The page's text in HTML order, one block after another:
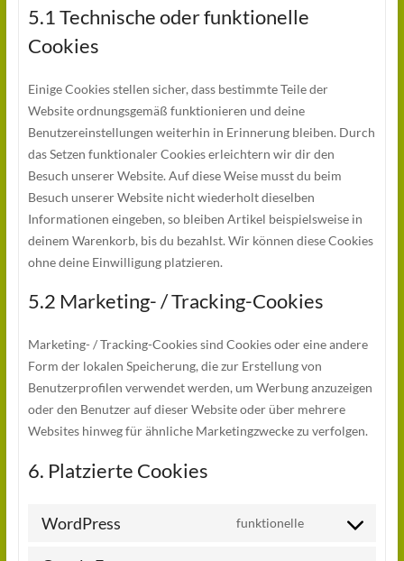
5.1 Technische oder funktionelle
Cookies
Einige Cookies stellen sicher, dass bestimmte Teile der
Website ordnungsgemäß funktionieren und deine
Benutzereinstellungen weiterhin in Erinnerung bleiben. Durch
das Setzen funktionaler Cookies erleichtern wir dir den
Besuch unserer Website. Auf diese Weise musst du beim
Besuch unserer Website nicht wiederholt dieselben
Informationen eingeben, so bleiben Artikel beispielsweise in
deinem Warenkorb, bis du bezahlst. Wir können diese Cookies
ohne deine Einwilligung platzieren.
5.2 Marketing- / Tracking-Cookies
Marketing- / Tracking-Cookies sind Cookies oder eine andere
Form der lokalen Speicherung, die zur Erstellung von
Benutzerprofilen verwendet werden, um Werbung anzuzeigen
oder den Benutzer auf dieser Website oder über mehrere
Websites hinweg für ähnliche Marketingzwecke zu verfolgen.
6. Platzierte Cookies
WordPress funktionelle
Consent